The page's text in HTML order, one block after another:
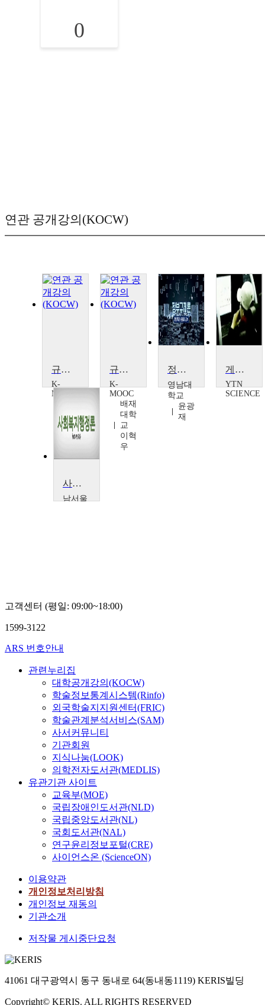
0
연관 공개강의(KOCW)
규제로 세상읽기
K-
MOOC
대학
교
이혁
규제로 세상읽기
K-
MOOC
배재
대학
교
이혁
우
정부규제론
영남대
학교
윤광
재
게임중독법 논란 규제 vs 진흥
YTN
SCIENCE
사회복지행정론
남서울
고객센터 (평일: 09:00~18:00)
1599-3122
ARS 번호안내
관련누리집
대학공개강의(KOCW)
학술정보통계시스템(Rinfo)
외국학술지지원센터(FRIC)
학술관계분석서비스(SAM)
사서커뮤니티
기관회원
지식나눔(LOOK)
의학전자도서관(MEDLIS)
유관기관 사이트
교육부(MOE)
국립장애인도서관(NLD)
국립중앙도서관(NL)
국회도서관(NAL)
연구윤리정보포털(CRE)
사이언스온 (ScienceON)
이용약관
개인정보처리방침
개인정보 재동의
기관소개
저작물 게시중단요청
41061 대구광역시 동구 동내로 64(동내동1119) KERIS빌딩
Copyright© KERIS. ALL RIGHTS RESERVED